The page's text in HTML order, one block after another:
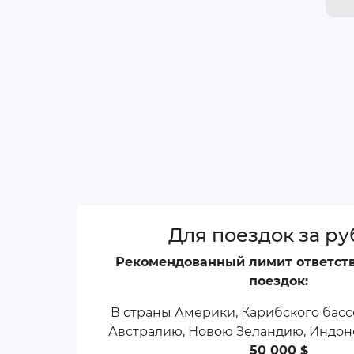
Для поездок за
Рекомендованный лимит
поездок:
В страны Америки, Карибского
Австралию, Новою Зеландию,
50 000 $